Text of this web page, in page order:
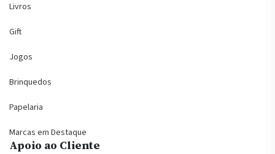
Livros
Gift
Jogos
Brinquedos
Papelaria
Marcas em Destaque
Apoio ao Cliente